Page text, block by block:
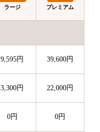
ラージ
プレミアム
9,595円 39,600円
3,300円 22,000円
0円 0円